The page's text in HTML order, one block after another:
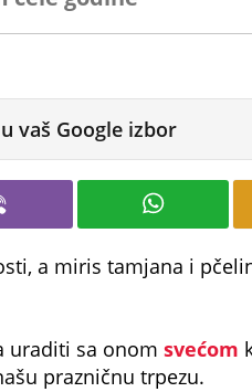
vaš Google izbor
a miris tamjana i
uraditi sa onom svećom
prazničnu trpezu.